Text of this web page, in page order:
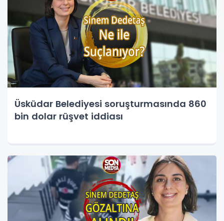
Üsküdar Belediyesi soruşturmasında 860
bin dolar rüşvet iddiası